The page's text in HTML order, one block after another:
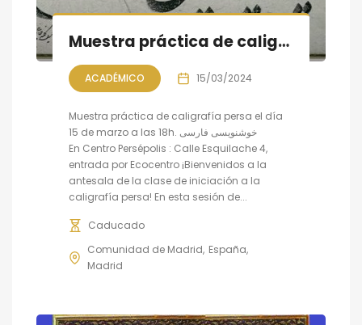
Muestra práctica de caligrafía persa
ACADÉMICO 15/03/2024
Muestra práctica de caligrafía persa el día
15 de marzo a las 18h. خوشنویسی فارسی
En Centro Persépolis : Calle Esquilache 4,
entrada por Ecocentro ¡Bienvenidos a la
antesala de la clase de iniciación a la
caligrafía persa! En esta sesión de...
Caducado
Comunidad de Madrid España
Madrid